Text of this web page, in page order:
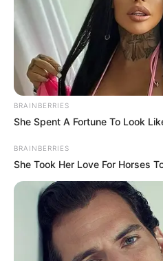
le départ. Car dans le cas de
susceptible d’évoluer jusqu’à
du Tiercé Quarté Quinté.
Pour vous aider à faire votre
notre logiciel de
Pronostics-
ils ont l’avantage d’être gratuits.
BRAINBERRIES
She Spent A Fortune To Look
BRAINBERRIES
She Took Her Love For Horses